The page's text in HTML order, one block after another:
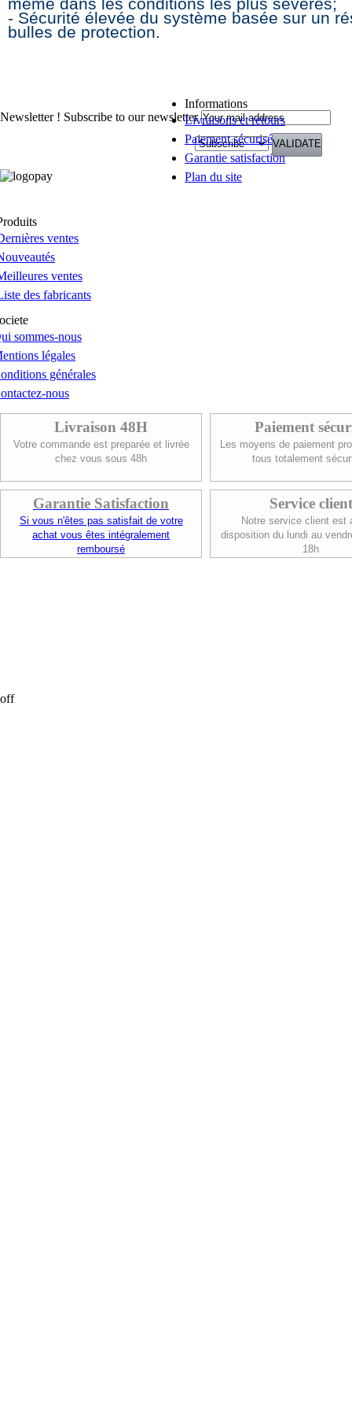
même dans les conditions les plus sévères;
- Sécurité élevée du système basée sur un
bulles de protection.
Newsletter ! Subscribe to our newsletter
Informations
Livraisons et retours
Paiement sécurisé
Garantie satisfaction
Plan du site
ventes
ventes
des fabricants
sommes-nous
légales
générales
nous
Livraison 48H
Votre commande est preparée et livrée
chez vous sous 48h
Paiement
Les moyens de paiement
tous totalement
Garantie Satisfaction
Si vous n'êtes pas satisfait de votre
achat vous êtes intégralement
remboursé
Service client
Notre service client est
disposition du lundi au
18h
off